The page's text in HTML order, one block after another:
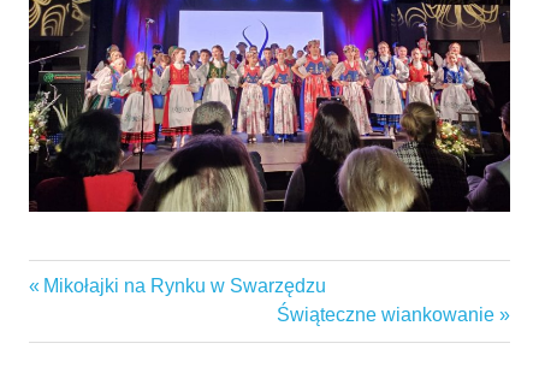
garbaby
gminaswarzędz
Nawigacja
wpisu
Previous
Mikołajki na Rynku w Swarzędzu
Next
Post:
Świąteczne wiankowanie